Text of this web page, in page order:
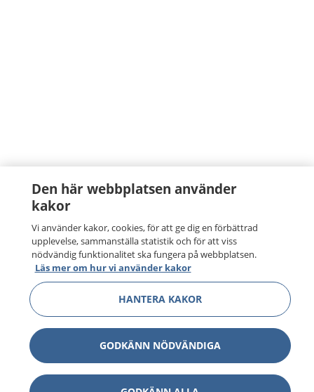
Den här webbplatsen använder
kakor
Vi använder kakor, cookies, för att ge dig en förbättrad
upplevelse, sammanställa statistik och för att viss
nödvändig funktionalitet ska fungera på webbplatsen.
Läs mer om hur vi använder kakor
HANTERA KAKOR
GODKÄNN NÖDVÄNDIGA